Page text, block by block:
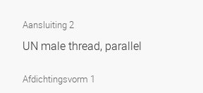
Aansluiting 2
UN male thread, parallel
Afdichtingsvorm 1